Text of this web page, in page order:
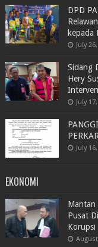
DPD
kepada
July
Sidang
Hery
July
July
EKONOMI
Mantan
Pusat